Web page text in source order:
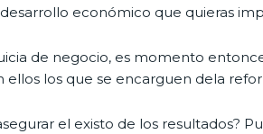
económico que quieras
de negocio, es momento
los que se encarguen dela
el existo de los resultados?